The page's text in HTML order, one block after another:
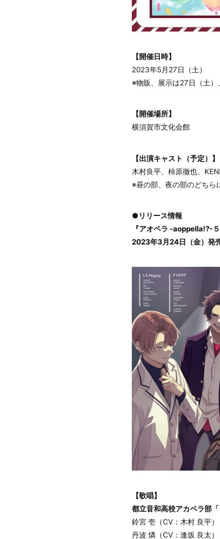
【開催日時】
2023年5月27日（土）
※物販、展示は27日（土
【開催場所】
横須賀市文化会館
【出演キャスト（予定）】
木村良平、柿原徹也、
※昼の部、夜の部のどちら
●リリース情報
『アオペラ -aoppella!?-５
2023年3月24日（金）発
【歌唱】
都立音和高校アカペラ部「
鈴宮 壱（CV：木村 良平）
丹波 燐（CV：逢坂 良太）